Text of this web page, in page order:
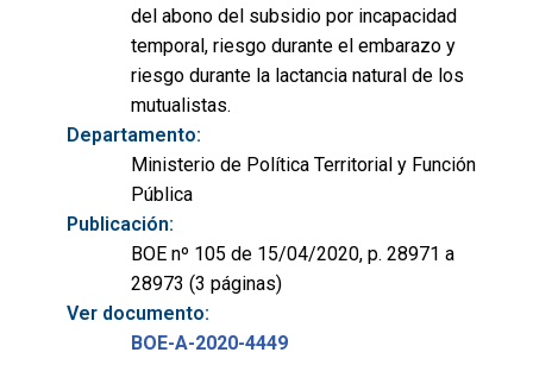
del abono del subsidio por incapacidad
temporal, riesgo durante el embarazo y
riesgo durante la lactancia natural de los
mutualistas.
Departamento:
Ministerio de Política Territorial y Función
Pública
Publicación:
BOE nº 105 de 15/04/2020, p. 28971 a
28973 (3 páginas)
Ver documento:
BOE-A-2020-4449